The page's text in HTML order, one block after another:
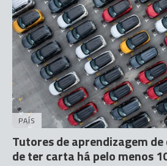
PAÍS
Tutores de aprendizagem
de ter carta há pelo menos